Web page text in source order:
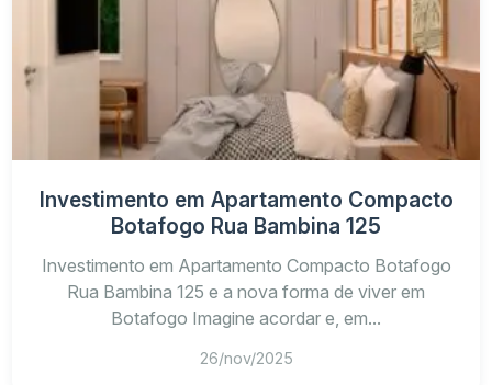
Região Perfil
Botafogo (Bambina) Moderno + urbano Alta
Residencial
Vida urbana ativa
Perfil jovem e sofisticado
Investimento em Apartamento Compacto
Botafogo Rua Bambina 125
Investimento em Apartamento Compacto Botafogo
Rua Bambina 125 e a nova forma de viver em
Botafogo Imagine acordar e, em...
26/nov/2025